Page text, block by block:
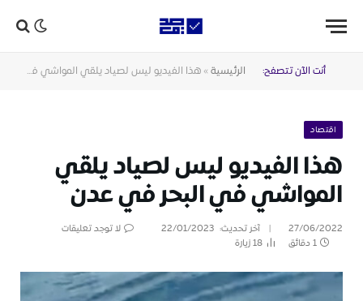
أنت الآن تتصفح: الرئيسية » هذا الفيديو ليس لصياد يلقي المواشي في البحر في عدن
اقتصاد
هذا الفيديو ليس لصياد يلقي
المواشي في البحر في عدن
27/06/2022 آخر تحديث: 22/01/2023
لا توجد تعليقات
1 دقائق
18زيارة